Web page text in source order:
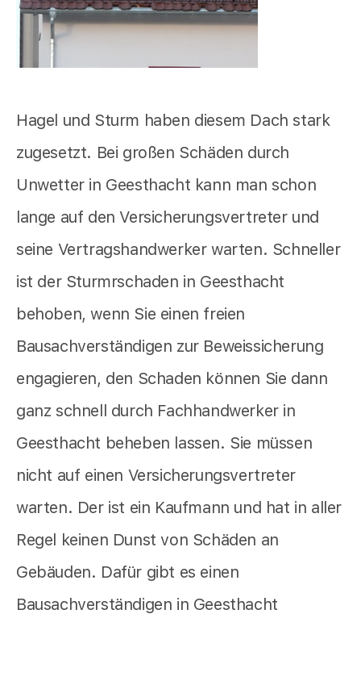
Hagel und Sturm haben diesem Dach stark
zugesetzt. Bei großen Schäden durch
Unwetter in Geesthacht kann man schon
lange auf den Versicherungsvertreter und
seine Vertragshandwerker warten. Schneller
ist der Sturmrschaden in Geesthacht
behoben, wenn Sie einen freien
Bausachverständigen zur Beweissicherung
engagieren, den Schaden können Sie dann
ganz schnell durch Fachhandwerker in
Geesthacht beheben lassen. Sie müssen
nicht auf einen Versicherungsvertreter
warten. Der ist ein Kaufmann und hat in aller
Regel keinen Dunst von Schäden an
Gebäuden. Dafür gibt es einen
Bausachverständigen in Geesthacht